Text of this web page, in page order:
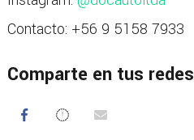
Contacto: +56 9 5158 7933
Comparte en tus redes